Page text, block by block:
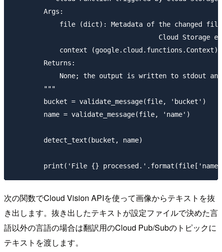
        Args:
file (dict): Metadata of the changed
Cloud Storage
context
        Returns:
None; the output is written to stdout
        """
        bucket = validate_message(file, 'bucket')
        name = validate_message(file, 'name')
        detect_text(bucket, name)
次の関数でCloud Vision APIを使って画像からテキストを抜
き出します。抜き出したテキストが設定ファイルで決めた言
語以外の言語の場合は翻訳用のCloud Pub/Subのトピックに
テキストを渡します。